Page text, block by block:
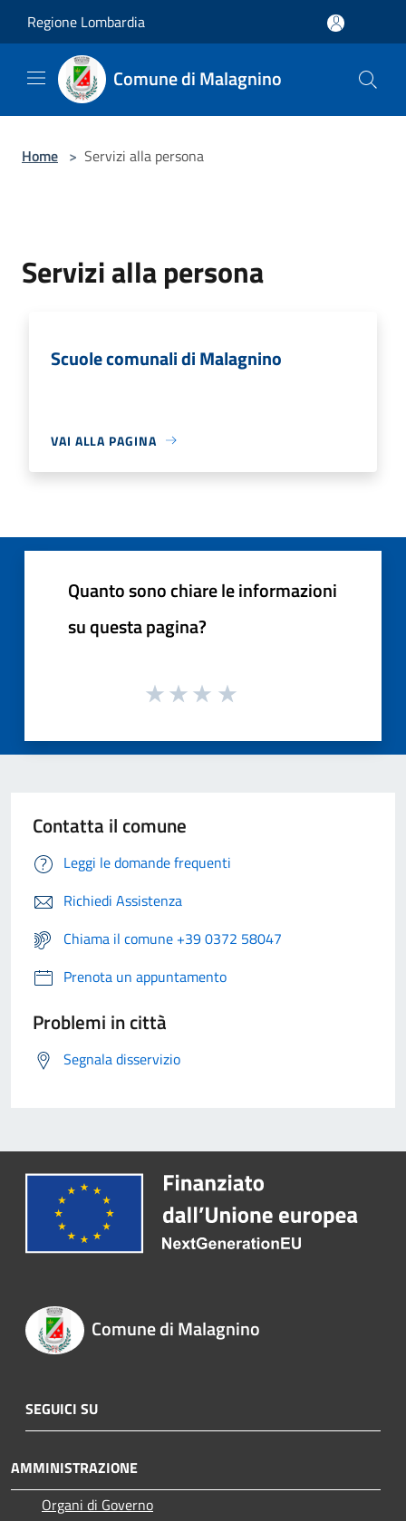
Regione Lombardia
Comune di Malagnino
Home > Servizi alla persona
Servizi alla persona
Scuole comunali di Malagnino
VAI ALLA PAGINA
Quanto sono chiare le informazioni
su questa pagina?
Contatta il comune
Leggi le domande frequenti
Richiedi Assistenza
Chiama il comune +39 0372 58047
Prenota un appuntamento
Problemi in città
Segnala disservizio
Comune di Malagnino
SEGUICI SU
AMMINISTRAZIONE
Organi di Governo